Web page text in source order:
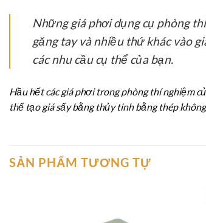
Những giá phơi dụng cụ phòng
găng tay và nhiều thứ khác vào
các nhu cầu cụ thể của bạn.
Hầu hết các giá phơi trong phòng thí nghiệm
thể tạo giá sấy bằng thủy tinh bằng thép
SẢN PHẨM TƯƠNG TỰ